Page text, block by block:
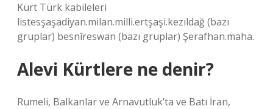
Kürt Türk kabileleri
listesşaşadiyan.milan.milli.ertşaşi.kezıldağ (bazı
gruplar) besnîreswan (bazı gruplar) Şerafhan.maha.
Alevi Kürtlere ne denir?
Rumeli, Balkanlar ve Arnavutluk’ta ve Batı İran,